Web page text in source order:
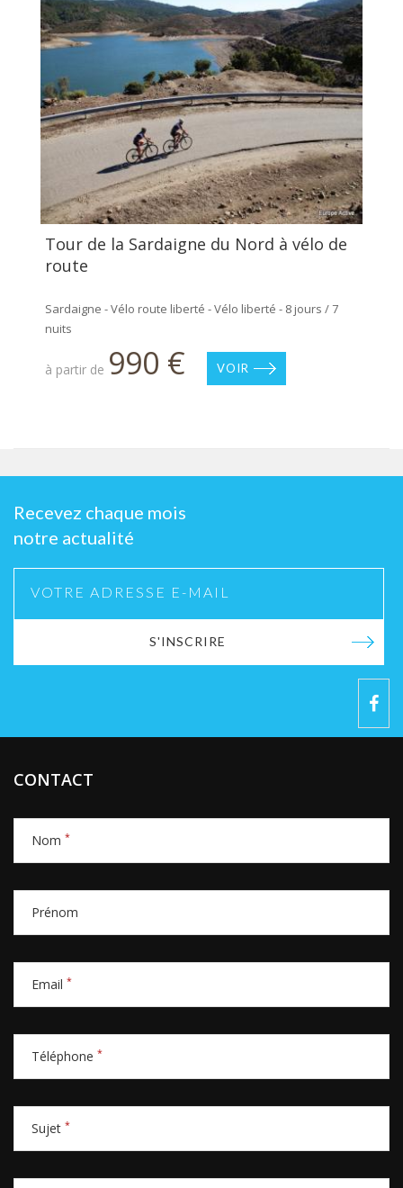
Tour de la Sardaigne du Nord à vélo de
route
Sardaigne - Vélo route liberté - Vélo liberté - 8 jours / 7
nuits
à partir de 990 € VOIR
Recevez chaque mois
notre actualité
S'INSCRIRE
CONTACT
Nom *
Prénom
Email *
Téléphone *
Sujet *